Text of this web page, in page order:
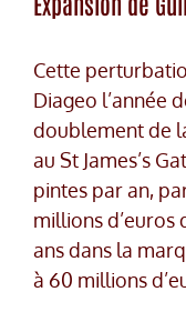
Cette
Diageo l’année
doublement de
au St James’s
pintes par an,
millions d’euros
ans dans la
à 60 millions